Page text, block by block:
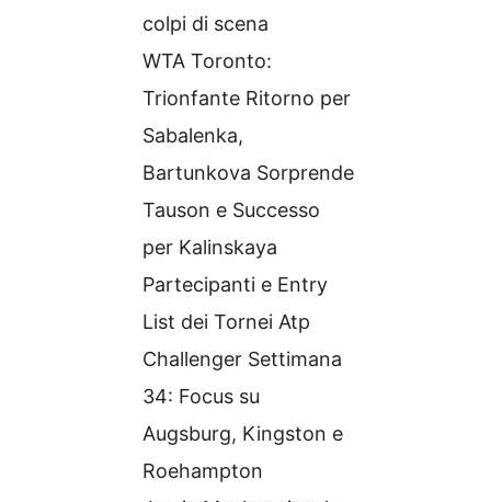
colpi di scena
WTA Toronto:
Trionfante Ritorno per
Sabalenka,
Bartunkova Sorprende
Tauson e Successo
per Kalinskaya
Partecipanti e Entry
List dei Tornei Atp
Challenger Settimana
34: Focus su
Augsburg, Kingston e
Roehampton